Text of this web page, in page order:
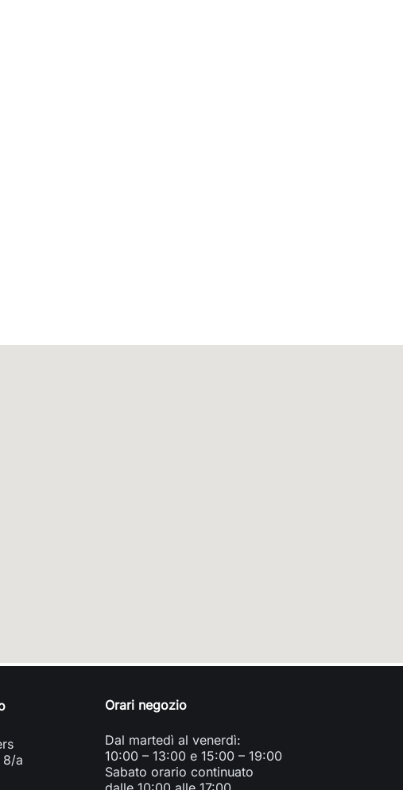
8/a
Orari negozio
Dal martedì al venerdì:
10:00 – 13:00 e 15:00 – 19:00
Sabato orario continuato